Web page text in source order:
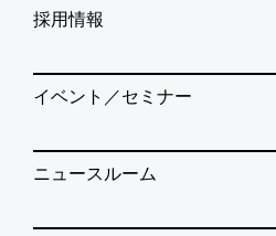
採用情報
イベント／セミナー
ニュースルーム